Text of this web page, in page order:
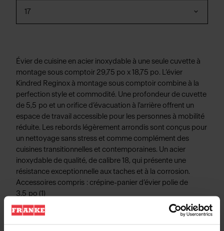
17
Évier de cuisine en acier inoxydable à une seule cuvette à
montage sous comptoir 29,75 po x 18,75 po. L’évier
Kindred Reginox à montage sous comptoir combine à la
perfection style et commodité. Une profondeur de cuvette
de 5,5 po et un orifice d’évacuation à l'arrière offrent un
espace de travail accessible pour les personnes à mobilité
réduite. Les rebords légèrement arrondis sont conçus pour
un nettoyage sans stress et comme complément des
cuisines transitionnelles et contemporaines. Un acier
inoxydable de qualité, de calibre 18, qui présente une
résistance exceptionnelle aux taches et à la corrosion.
Accessoires compris : crépine-panier d’évier polie de
3,5 po (1)